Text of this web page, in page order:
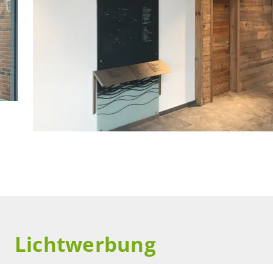
Lichtwerbung